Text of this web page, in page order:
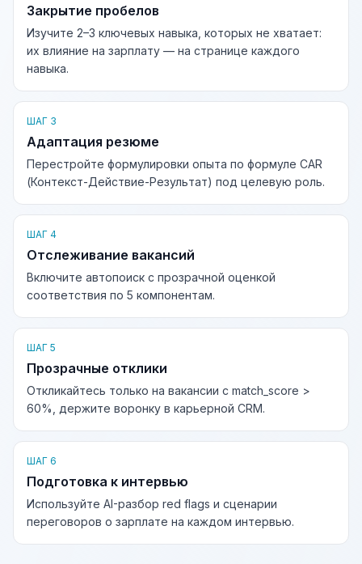
Закрытие пробелов
Изучите 2–3 ключевых навыка, которых не хватает:
их влияние на зарплату — на странице каждого
навыка.
ШАГ 3
Адаптация резюме
Перестройте формулировки опыта по формуле CAR
(Контекст-Действие-Результат) под целевую роль.
ШАГ 4
Отслеживание вакансий
Включите автопоиск с прозрачной оценкой
соответствия по 5 компонентам.
ШАГ 5
Прозрачные отклики
Откликайтесь только на вакансии с match_score >
60%, держите воронку в карьерной CRM.
ШАГ 6
Подготовка к интервью
Используйте AI-разбор red flags и сценарии
переговоров о зарплате на каждом интервью.